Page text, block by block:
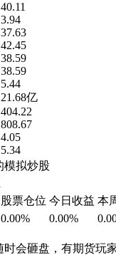
40.11
3.94
37.63
42.45
38.59
38.59
5.44
21.68亿
404.22
808.67
4.05
5.34
模拟炒股
股票仓位 今日收益 本
0.00% 0.00%
会砸盘，有期货玩